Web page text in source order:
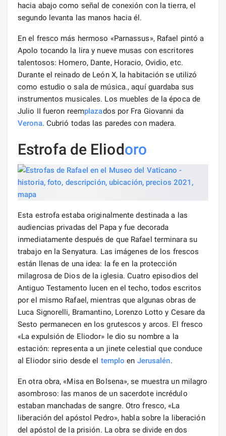
hacia abajo como señal de conexión con la tierra, el
segundo levanta las manos hacia él.
En el fresco más hermoso «Parnassus», Rafael pintó a
Apolo tocando la lira y nueve musas con escritores
talentosos: Homero, Dante, Horacio, Ovidio, etc.
Durante el reinado de León X, la habitación se utilizó
como estudio o sala de música., aquí guardaba sus
instrumentos musicales. Los muebles de la época de
Julio II fueron reemplazados por Fra Giovanni da
Verona. Cubrió todas las paredes con madera.
Estrofa de Eliodoro
Esta estrofa estaba originalmente destinada a las
audiencias privadas del Papa y fue decorada
inmediatamente después de que Rafael terminara su
trabajo en la Senyatura. Las imágenes de los frescos
están llenas de una idea: la fe en la protección
milagrosa de Dios de la iglesia. Cuatro episodios del
Antiguo Testamento lucen en el techo, todos escritos
por el mismo Rafael, mientras que algunas obras de
Luca Signorelli, Bramantino, Lorenzo Lotto y Cesare da
Sesto permanecen en los grutescos y arcos. El fresco
«La expulsión de Eliodor» le dio su nombre a la
estación: representa a un jinete celestial que conduce
al Eliodor sirio desde el templo en Jerusalén.
En otra obra, «Misa en Bolsena», se muestra un milagro
asombroso: las manos de un sacerdote incrédulo
estaban manchadas de sangre. Otro fresco, «La
liberación del apóstol Pedro», habla sobre la liberación
del apóstol de la prisión. La obra se divide en dos